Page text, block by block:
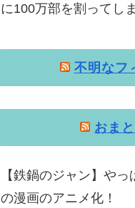
に100万部を割ってし
不明なフ
おま
【鉄鍋のジャン】や
の漫画のアニメ化！